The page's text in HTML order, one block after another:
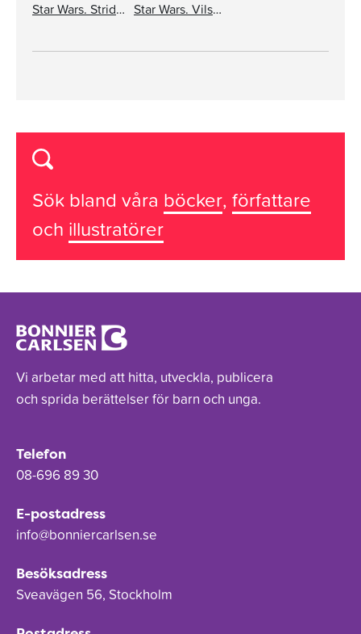
Star Wars. Striden i skogen Star Wars. Vilse på Tatooine
Sök bland våra böcker, författare
och illustratörer
Vi arbetar med att hitta, utveckla, publicera
och sprida berättelser för barn och unga.
Telefon
08-696 89 30
E-postadress
info@bonniercarlsen.se
Besöksadress
Sveavägen 56, Stockholm